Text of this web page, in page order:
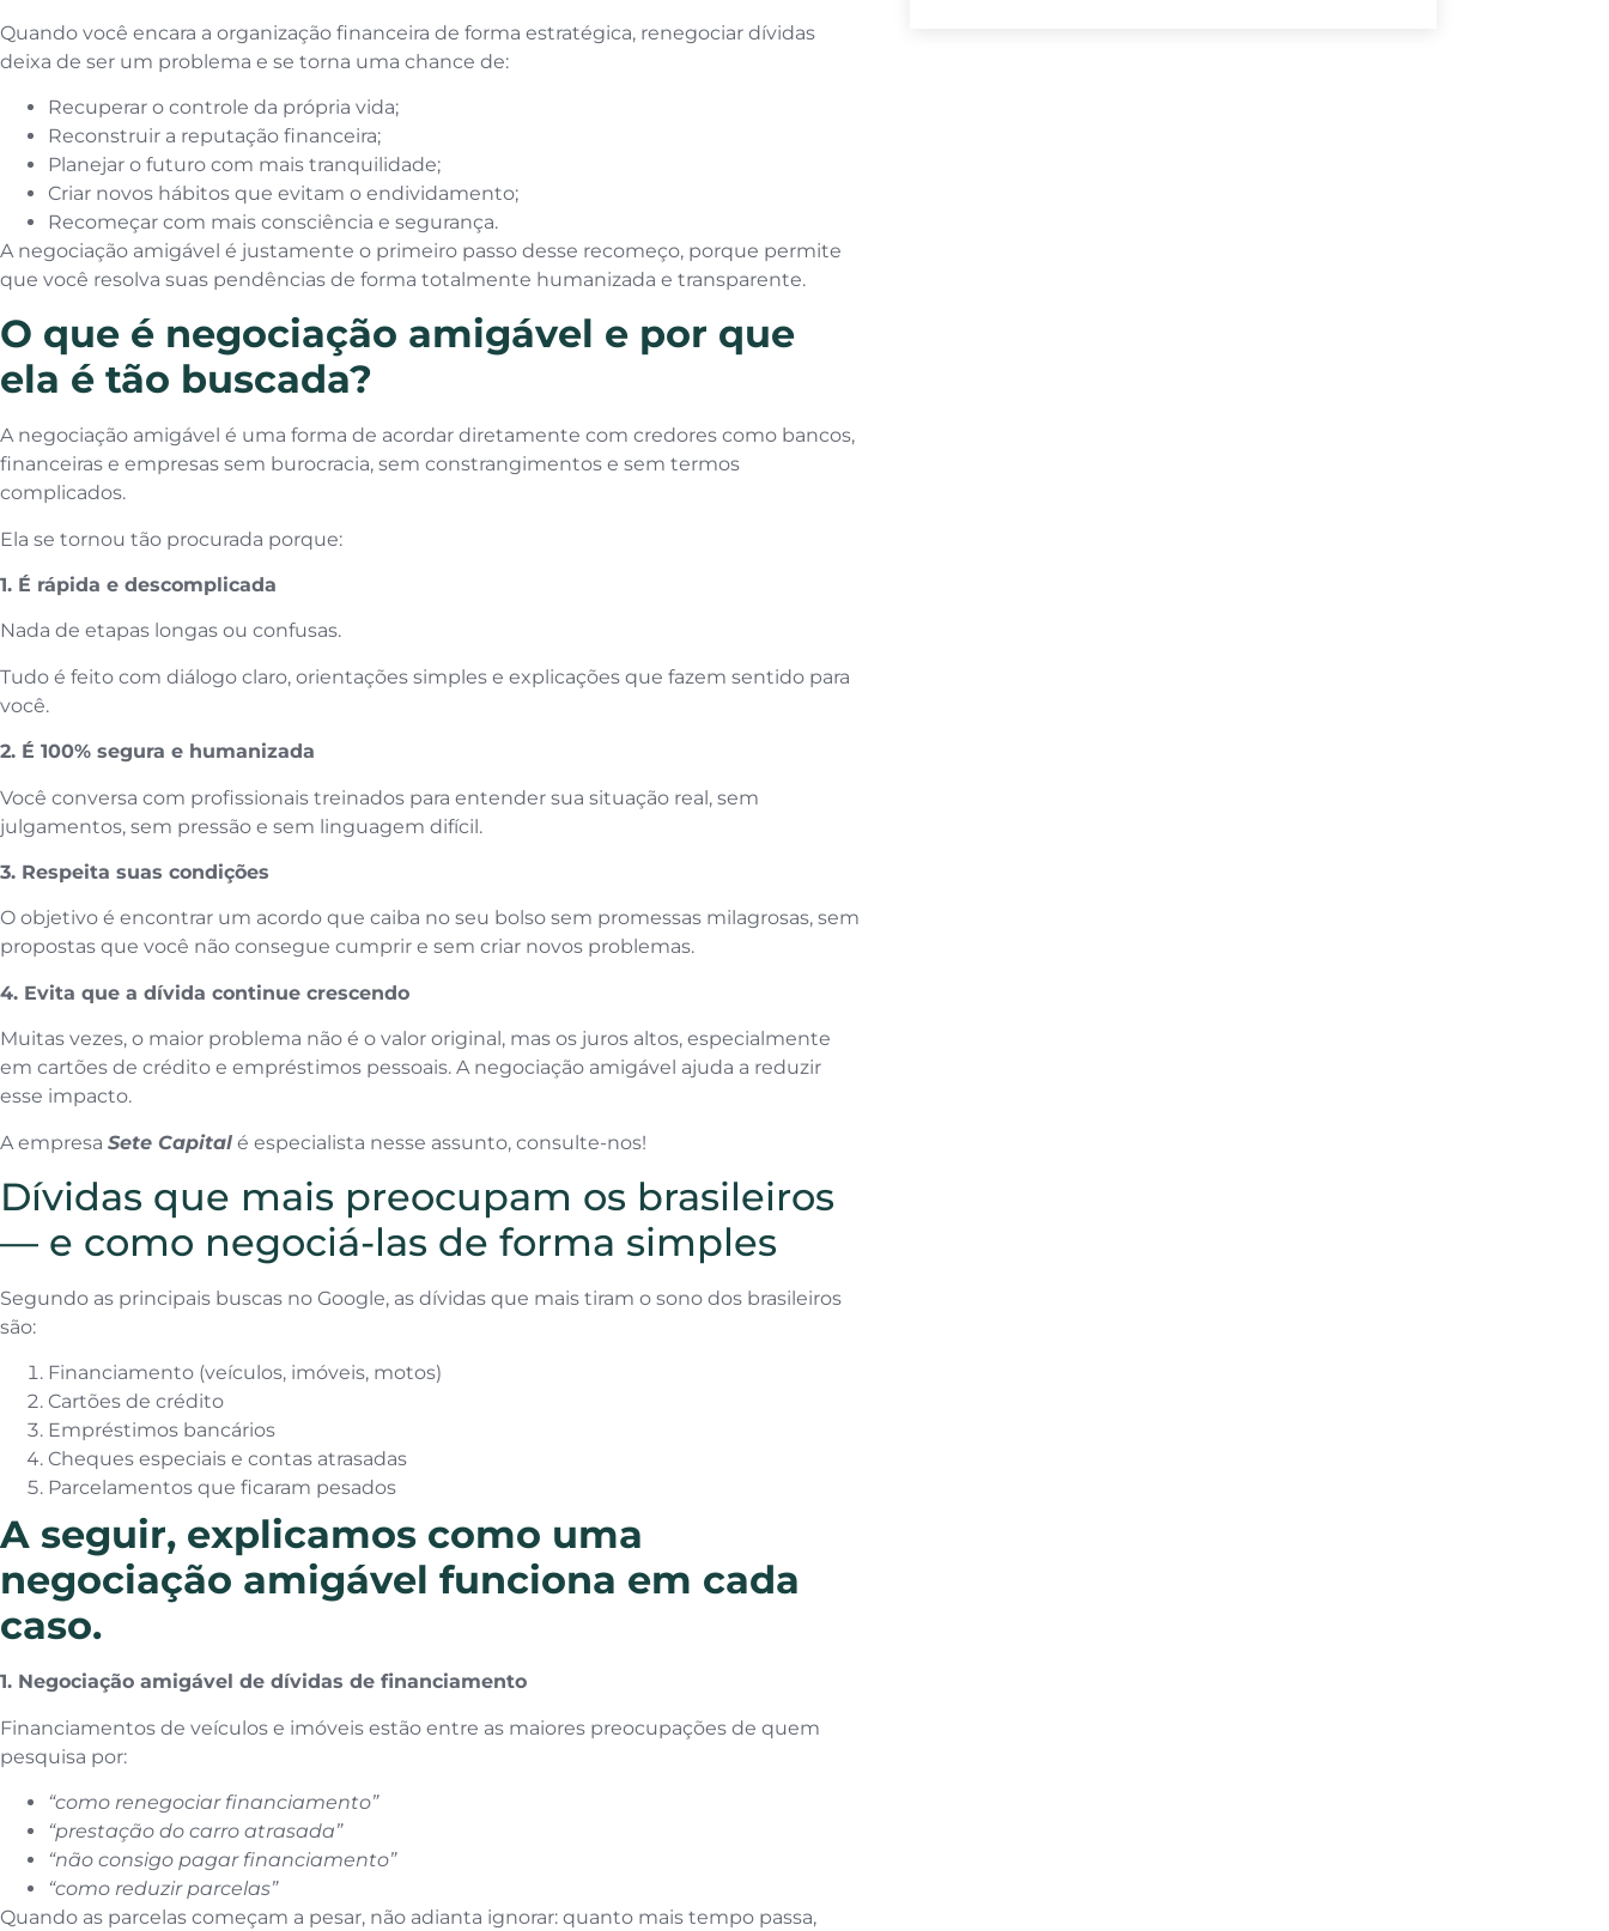
Quando você encara a organização financeira de forma estratégica, renegociar dívidas
deixa de ser um problema e se torna uma chance de:
Recuperar o controle da própria vida;
Reconstruir a reputação financeira;
Planejar o futuro com mais tranquilidade;
Criar novos hábitos que evitam o endividamento;
Recomeçar com mais consciência e segurança.
A negociação amigável é justamente o primeiro passo desse recomeço, porque permite
que você resolva suas pendências de forma totalmente humanizada e transparente.
O que é negociação amigável e por que
ela é tão buscada?
A negociação amigável é uma forma de acordar diretamente com credores como bancos,
financeiras e empresas sem burocracia, sem constrangimentos e sem termos
complicados.
Ela se tornou tão procurada porque:
1. É rápida e descomplicada
Nada de etapas longas ou confusas.
Tudo é feito com diálogo claro, orientações simples e explicações que fazem sentido para
você.
2. É 100% segura e humanizada
Você conversa com profissionais treinados para entender sua situação real, sem
julgamentos, sem pressão e sem linguagem difícil.
3. Respeita suas condições
O objetivo é encontrar um acordo que caiba no seu bolso sem promessas milagrosas, sem
propostas que você não consegue cumprir e sem criar novos problemas.
4. Evita que a dívida continue crescendo
Muitas vezes, o maior problema não é o valor original, mas os juros altos, especialmente
em cartões de crédito e empréstimos pessoais. A negociação amigável ajuda a reduzir
esse impacto.
A empresa Sete Capital é especialista nesse assunto, consulte-nos!
Dívidas que mais preocupam os brasileiros
— e como negociá-las de forma simples
Segundo as principais buscas no Google, as dívidas que mais tiram o sono dos brasileiros
são:
Financiamento (veículos, imóveis, motos)
Cartões de crédito
Empréstimos bancários
Cheques especiais e contas atrasadas
Parcelamentos que ficaram pesados
A seguir, explicamos como uma
negociação amigável funciona em cada
caso.
1. Negociação amigável de dívidas de financiamento
Financiamentos de veículos e imóveis estão entre as maiores preocupações de quem
pesquisa por:
“como renegociar financiamento”
“prestação do carro atrasada”
“não consigo pagar financiamento”
“como reduzir parcelas”
Quando as parcelas começam a pesar, não adianta ignorar: quanto mais tempo passa,